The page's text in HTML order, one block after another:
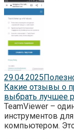
29.04.2025
Какие отзывы о
выбрать лучшее
TeamViewer –
инструментов
компьютером.